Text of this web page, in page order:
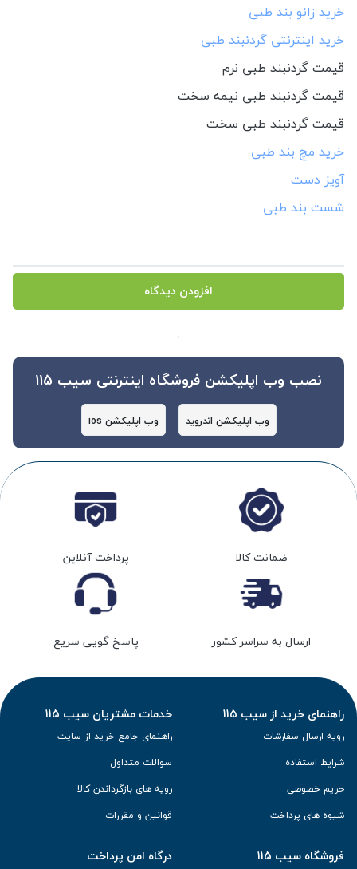
خرید زانو بند طبی
خرید اینترنتی گردنبند طبی
قیمت گردنبند طبی نرم
قیمت گردنبند طبی نیمه سخت
قیمت گردنبند طبی سخت
خرید مچ بند طبی
آویز دست
شست بند طبی
افزودن دیدگاه
نصب وب اپلیکشن فروشگاه اینترنتی سیب 115
وب اپلیکشن اندروید وب اپلیکشن ios
ضمانت کالا پرداخت آنلاین
ارسال به سراسر کشور پاسخ گویی سریع
راهنمای خرید از سیب 115
رویه ارسال سفارشات
شرایط استفاده
حریم خصوصی
شیوه های پرداخت
خدمات مشتریان سیب 115
راهنمای جامع خرید از سایت
سوالات متداول
رویه های بازگرداندن کالا
قوانین و مقررات
فروشگاه سیب 115 درگاه امن پرداخت